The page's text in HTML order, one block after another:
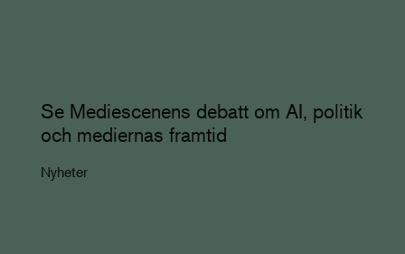
Se Mediescenens debatt om AI, politik
och mediernas framtid
Nyheter